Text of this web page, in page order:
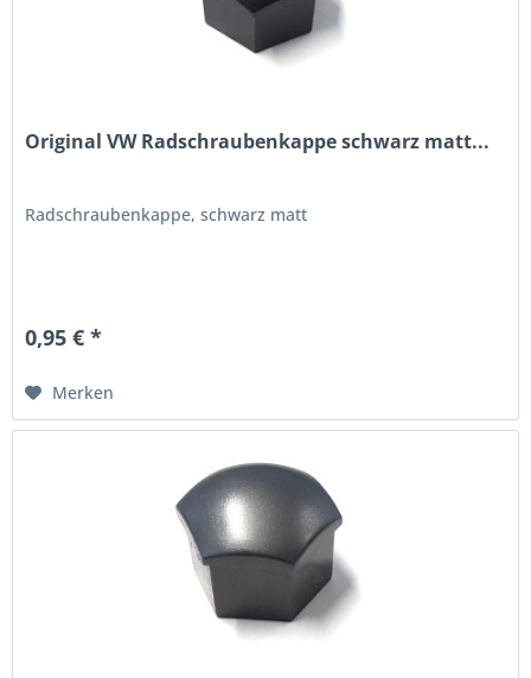
Original VW Radschraubenkappe schwarz matt...
Radschraubenkappe, schwarz matt
0,95 € *
Merken